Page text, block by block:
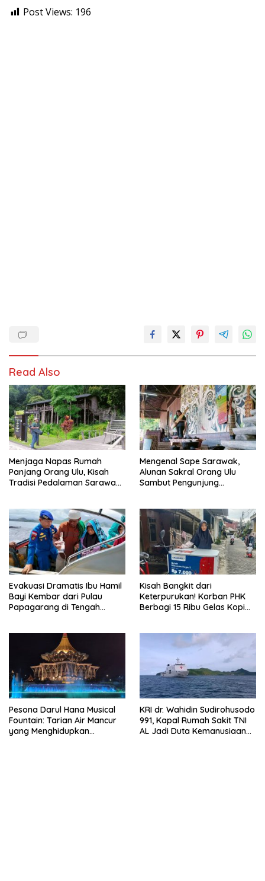
Post Views: 196
Read Also
Menjaga Napas Rumah
Panjang Orang Ulu, Kisah
Tradisi Pedalaman Sarawak
Mengenal Sape Sarawak,
Alunan Sakral Orang Ulu
Sambut Pengunjung
Evakuasi Dramatis Ibu Hamil
Bayi Kembar dari Pulau
Papagarang di Tengah
Kisah Bangkit dari
Keterpurukan! Korban PHK
Berbagi 15 Ribu Gelas Kopi
Pesona Darul Hana Musical
Fountain: Tarian Air Mancur
yang Menghidupkan
KRI dr. Wahidin Sudirohusodo
991, Kapal Rumah Sakit TNI
AL Jadi Duta Kemanusiaan